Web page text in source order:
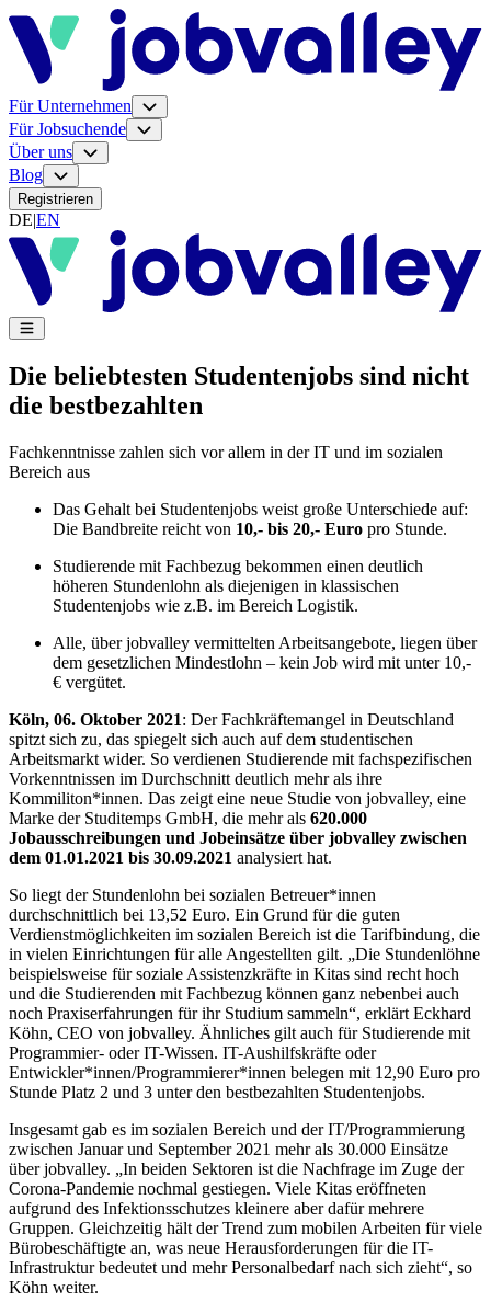
Für Unternehmen
Für Jobsuchende
Über uns
Blog
Registrieren
DE|EN
Die beliebtesten Studentenjobs sind nicht
die bestbezahlten
Fachkenntnisse zahlen sich vor allem in der IT und im sozialen
Bereich aus
Das Gehalt bei Studentenjobs weist große Unterschiede auf:
Die Bandbreite reicht von 10,- bis 20,- Euro pro Stunde.
Studierende mit Fachbezug bekommen einen deutlich
höheren Stundenlohn als diejenigen in klassischen
Studentenjobs wie z.B. im Bereich Logistik.
Alle, über jobvalley vermittelten Arbeitsangebote, liegen über
dem gesetzlichen Mindestlohn – kein Job wird mit unter 10,-
€ vergütet.
Köln, 06. Oktober 2021: Der Fachkräftemangel in Deutschland
spitzt sich zu, das spiegelt sich auch auf dem studentischen
Arbeitsmarkt wider. So verdienen Studierende mit fachspezifischen
Vorkenntnissen im Durchschnitt deutlich mehr als ihre
Kommiliton*innen. Das zeigt eine neue Studie von jobvalley, eine
Marke der Studitemps GmbH, die mehr als 620.000
Jobausschreibungen und Jobeinsätze über jobvalley zwischen
dem 01.01.2021 bis 30.09.2021 analysiert hat.
So liegt der Stundenlohn bei sozialen Betreuer*innen
durchschnittlich bei 13,52 Euro. Ein Grund für die guten
Verdienstmöglichkeiten im sozialen Bereich ist die Tarifbindung, die
in vielen Einrichtungen für alle Angestellten gilt. „Die Stundenlöhne
beispielsweise für soziale Assistenzkräfte in Kitas sind recht hoch
und die Studierenden mit Fachbezug können ganz nebenbei auch
noch Praxiserfahrungen für ihr Studium sammeln“, erklärt Eckhard
Köhn, CEO von jobvalley. Ähnliches gilt auch für Studierende mit
Programmier- oder IT-Wissen. IT-Aushilfskräfte oder
Entwickler*innen/Programmierer*innen belegen mit 12,90 Euro pro
Stunde Platz 2 und 3 unter den bestbezahlten Studentenjobs.
Insgesamt gab es im sozialen Bereich und der IT/Programmierung
zwischen Januar und September 2021 mehr als 30.000 Einsätze
über jobvalley. „In beiden Sektoren ist die Nachfrage im Zuge der
Corona-Pandemie nochmal gestiegen. Viele Kitas eröffneten
aufgrund des Infektionsschutzes kleinere aber dafür mehrere
Gruppen. Gleichzeitig hält der Trend zum mobilen Arbeiten für viele
Bürobeschäftigte an, was neue Herausforderungen für die IT-
Infrastruktur bedeutet und mehr Personalbedarf nach sich zieht“, so
Köhn weiter.